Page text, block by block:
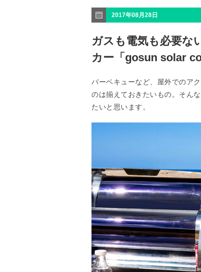
2017年08月28日
ガスも電気も必要な
カー「gosun solar
バーベキューなど、屋外でのア
のは揃えておきたいもの。そん
たいと思います。